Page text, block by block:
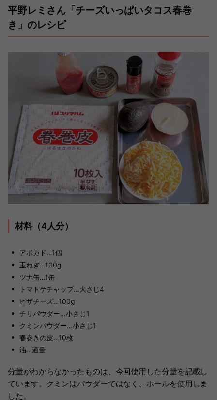
平野レミさん「チーズいっぱいタコス春巻
き」のレシピ
材料（4人分）
アボカド…1個
玉ねぎ…100g
ツナ缶…1缶
トマトケチャップ…大さじ4
ピザチーズ…100g
チリパウダー…小さじ1
クミンパウダー…小さじ1
春巻きの皮…10枚
油…適量
分量がわからなかったものは、今回使用した分量を記載し
ています。クミンはパウダーではなく、ホールを使用しま
した。